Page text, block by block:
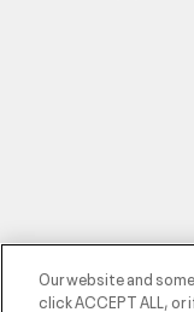
Our website and
click ACCEPT ALL,